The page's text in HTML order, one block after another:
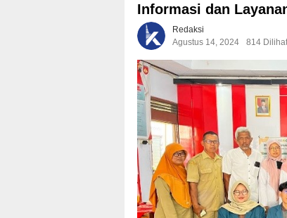
Informasi dan
Redaksi
Agustus 14, 2024
814 Dilihat